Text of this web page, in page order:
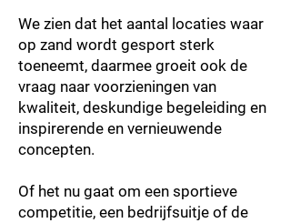
We zien dat het aantal locaties waar
op zand wordt gesport sterk
toeneemt, daarmee groeit ook de
vraag naar voorzieningen van
kwaliteit, deskundige begeleiding en
inspirerende en vernieuwende
concepten.
Of het nu gaat om een sportieve
competitie, een bedrijfsuitje of de